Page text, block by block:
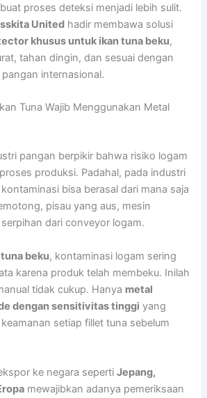
proses deteksi menjadi lebih sulit.
United hadir membawa solusi
khusus untuk ikan tuna beku,
tahan dingin, dan sesuai dengan
internasional.
Tuna Wajib Menggunakan Metal
pangan berpikir bahwa risiko logam
produksi. Padahal, pada industri
bisa berasal dari mana saja
pisau yang aus, mesin
dari conveyor logam.
beku, kontaminasi logam sering
karena produk telah membeku. Inilah
tidak cukup. Hanya metal
dengan sensitivitas tinggi yang
setiap fillet tuna sebelum
ke negara sepertiJepang,
mewajibkan adanya pemeriksaan